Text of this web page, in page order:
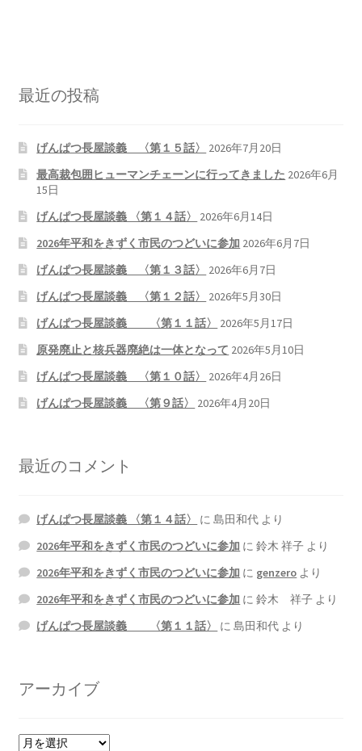
最近の投稿
げんぱつ長屋談義 〈第１５話〉
2026年7月20日
最高裁包囲ヒューマンチェーンに行ってきました 2026年6月
15日
げんぱつ長屋談義 〈第１４話〉
2026年6月14日
2026年平和をきずく市民のつどいに参加 2026年6月7日
げんぱつ長屋談義 〈第１３話〉
2026年6月7日
げんぱつ長屋談義 〈第１２話〉
2026年5月30日
げんぱつ長屋談義 〈第１１話〉
2026年5月17日
原発廃止と核兵器廃絶は一体となって 2026年5月10日
げんぱつ長屋談義 〈第１０話〉
2026年4月26日
げんぱつ長屋談義 〈第９話〉
2026年4月20日
最近のコメント
げんぱつ長屋談義 〈第１４話〉 に島田和代 より
2026年平和をきずく市民のつどいに参加 に鈴木 祥子 より
2026年平和をきずく市民のつどいに参加 に genzero より
2026年平和をきずく市民のつどいに参加 に鈴木 祥子 より
げんぱつ長屋談義 〈第１１話〉
に島田和代 より
アーカイブ
ア